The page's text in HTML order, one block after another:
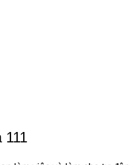
111